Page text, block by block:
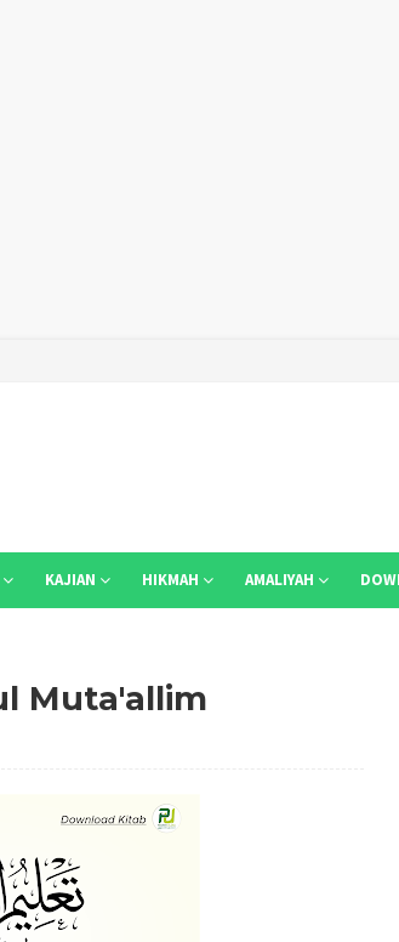
KAJIAN HIKMAH AMALIYAH
Muta'allim